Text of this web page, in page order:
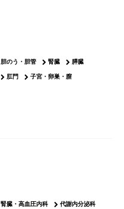
胆のう・胆管 腎臓 膵臓
肛門 子宮・卵巣・膣
腎臓・高血圧内科 代謝内分泌科